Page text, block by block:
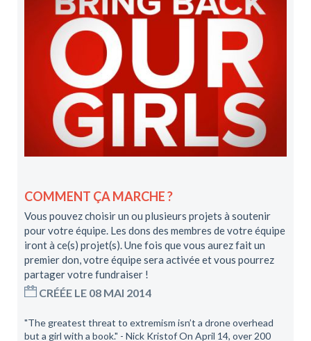
COMMENT ÇA MARCHE ?
Vous pouvez choisir un ou plusieurs projets à soutenir
pour votre équipe. Les dons des membres de votre équipe
iront à ce(s) projet(s). Une fois que vous aurez fait un
premier don, votre équipe sera activée et vous pourrez
partager votre fundraiser !
CRÉÉE LE 08 MAI 2014
"The greatest threat to extremism isn’t a drone overhead
but a girl with a book." - Nick Kristof On April 14, over 200